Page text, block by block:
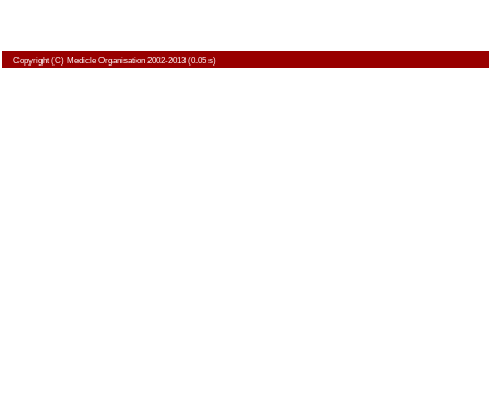
Copyright (C) Medicle Organisation 2002-2013 (0.05 s)